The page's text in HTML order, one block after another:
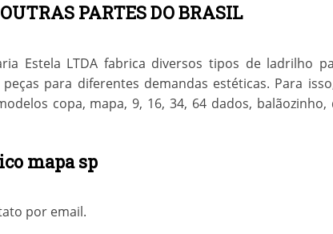
PARTES DO BRASIL
Estela LTDA fabrica diversos tipos de ladrilho
para diferentes demandas estéticas. Para
copa, mapa, 9, 16, 34, 64 dados, balãozinho,
mapa sp
por email.